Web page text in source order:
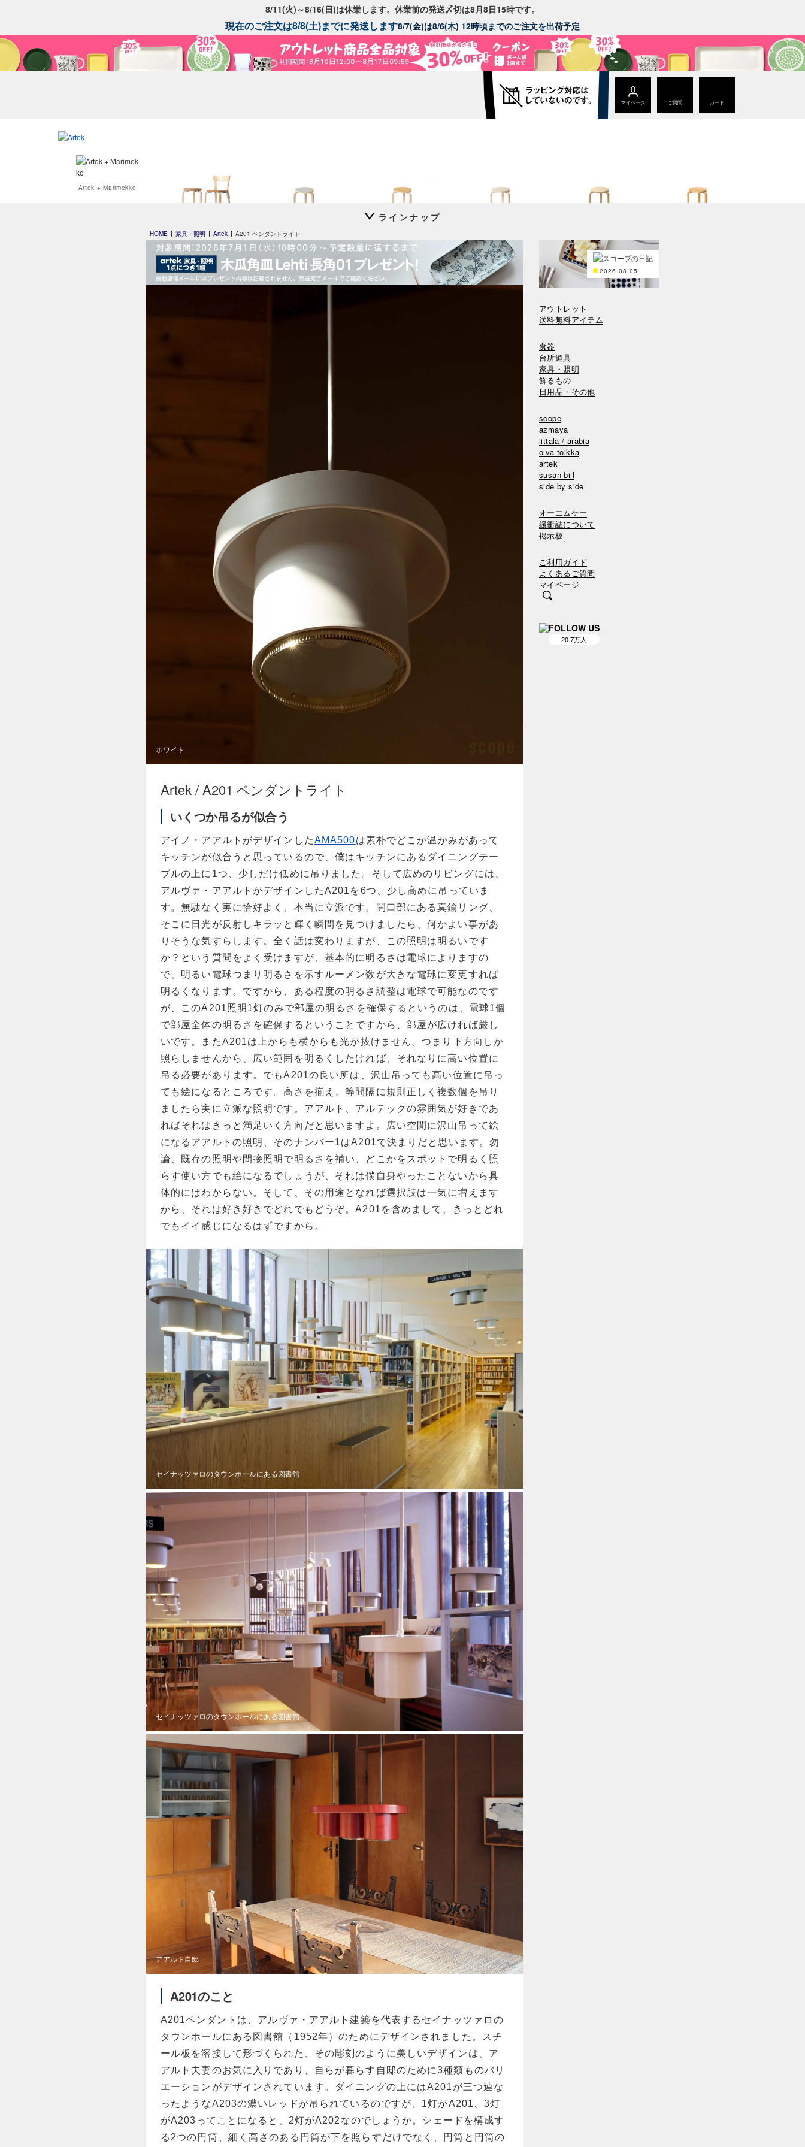
8/11(火)～8/16(日)は休業します。休業前の発送〆切は8月8日15時です。
現在のご注文は8/8(土)までに発送します8/7(金)は8/6(木) 12時頃までのご注文を出荷予定
マイページ ご質問 カート
Artek + Marimekko
by scope 2023
別注リノリウム
ラインナップ
HOME 家具・照明 Artek A201 ペンダントライト
ホワイト
Artek / A201 ペンダントライト
いくつか吊るが似合う
アイノ・アアルトがデザインしたAMA500は素朴でどこか温かみがあって
キッチンが似合うと思っているので、僕はキッチンにあるダイニングテー
ブルの上に1つ、少しだけ低めに吊りました。そして広めのリビングには、
アルヴァ・アアルトがデザインしたA201を6つ、少し高めに吊っていま
す。無駄なく実に恰好よく、本当に立派です。開口部にある真鍮リング、
そこに日光が反射しキラッと輝く瞬間を見つけましたら、何かよい事があ
りそうな気すらします。全く話は変わりますが、この照明は明るいです
か？という質問をよく受けますが、基本的に明るさは電球によりますの
で、明るい電球つまり明るさを示すルーメン数が大きな電球に変更すれば
明るくなります。ですから、ある程度の明るさ調整は電球で可能なのです
が、このA201照明1灯のみで部屋の明るさを確保するというのは、電球1個
で部屋全体の明るさを確保するということですから、部屋が広ければ厳し
いです。またA201は上からも横からも光が抜けません。つまり下方向しか
照らしませんから、広い範囲を明るくしたければ、それなりに高い位置に
吊る必要があります。でもA201の良い所は、沢山吊っても高い位置に吊っ
ても絵になるところです。高さを揃え、等間隔に規則正しく複数個を吊り
ましたら実に立派な照明です。アアルト、アルテックの雰囲気が好きであ
ればそれはきっと満足いく方向だと思いますよ。広い空間に沢山吊って絵
になるアアルトの照明、そのナンバー1はA201で決まりだと思います。勿
論、既存の照明や間接照明で明るさを補い、どこかをスポットで明るく照
らす使い方でも絵になるでしょうが、それは僕自身やったことないから具
体的にはわからない。そして、その用途となれば選択肢は一気に増えます
から、それは好き好きでどれでもどうぞ。A201を含めまして、きっとどれ
でもイイ感じになるはずですから。
セイナッツァロのタウンホールにある図書館
セイナッツァロのタウンホールにある図書館
アアルト自邸
A201のこと
A201ペンダントは、アルヴァ・アアルト建築を代表するセイナッツァロの
タウンホールにある図書館（1952年）のためにデザインされました。スチ
ール板を溶接して形づくられた、その彫刻のように美しいデザインは、ア
アルト夫妻のお気に入りであり、自らが暮らす自邸のために3種類ものバリ
エーションがデザインされています。ダイニングの上にはA201が三つ連な
ったようなA203の濃いレッドが吊られているのですが、1灯がA201、3灯
がA203ってことになると、2灯がA202なのでしょうか。シェードを構成す
る2つの円筒、細く高さのある円筒が下を照らすだけでなく、円筒と円筒の
2026.08.05
アウトレット
送料無料アイテム
食器
台所道具
家具・照明
飾るもの
日用品・その他
scope
azmaya
iittala / arabia
oiva toikka
artek
susan bijl
side by side
オーエムケー
緩衝誌について
掲示板
ご利用ガイド
よくあるご質問
マイページ
FOLLOW US